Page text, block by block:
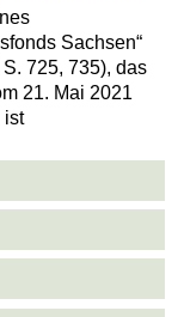
Sachsen“
725, 735), das
21. Mai 2021
ist